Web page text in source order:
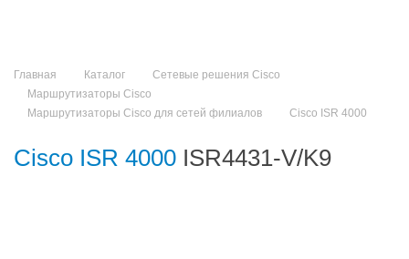
Главная Каталог
Сетевые решения Cisco
Маршрутизаторы Cisco
Маршрутизаторы Cisco для сетей филиалов
Cisco ISR 4000
Cisco ISR 4000 ISR4431-V/K9